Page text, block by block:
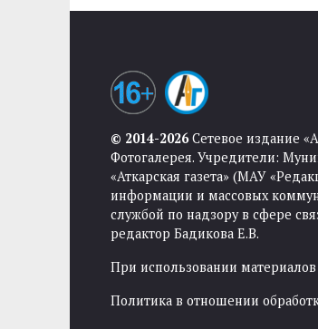
© 2014-2026Сетевое издание
Фотогалерея. Учредители:
«Аткарская газета» (МАУ
информации и массовых
службой по надзору в сфере
редактор Бадикова Е.В.
При использовании материалов
Политика в отношении